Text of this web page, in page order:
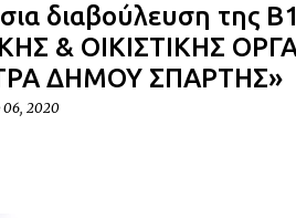
διαβούλευση της
& ΟΙΚΙΣΤΙΚΗΣ
ΔΗΜΟΥ ΣΠΑΡΤΗΣ»
06, 2020